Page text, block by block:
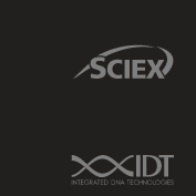
Sciex Link
IDT Link